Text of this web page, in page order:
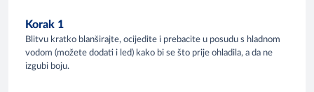
Korak 1
Blitvu kratko blanširajte, ocijedite i prebacite u posudu s hladnom
vodom (možete dodati i led) kako bi se što prije ohladila, a da ne
izgubi boju.